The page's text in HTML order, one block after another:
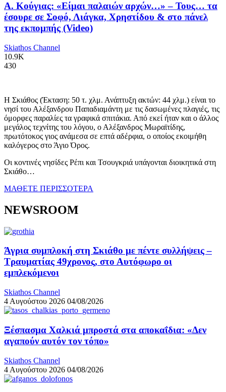
Α. Κούγιας: «Είμαι παλαιών αρχών…» – Τους… τα
έσουρε σε Σοφό, Λιάγκα, Χρηστίδου & στο πάνελ
της εκπομπής (Video)
Skiathos Channel
10.9K
430
Η Σκιάθος (Έκταση: 50 τ. χλμ. Ανάπτυξη ακτών: 44 χλμ.) είναι το
νησί του Αλέξανδρου Παπαδιαμάντη με τις δασωμένες πλαγιές, τις
όμορφες παραλίες τα γραφικά σπιτάκια. Από εκεί ήταν και ο άλλος
μεγάλος τεχνίτης του λόγου, ο Αλέξανδρος Μωραϊτίδης,
πρωτότοκος γιος ανάμεσα σε επτά αδέρφια, ο οποίος εκοιμήθη
καλόγερος στο Άγιο Όρος.
Οι κοντινές νησίδες Ρέπι και Τσουγκριά υπάγονται διοικητικά στη
Σκιάθο…
ΜΑΘΕΤΕ ΠΕΡΙΣΣΟΤΕΡΑ
NEWSROOM
Άγρια συμπλοκή στη Σκιάθο με πέντε συλλήψεις –
Τραυματίας 49χρονος, στο Αυτόφωρο οι
εμπλεκόμενοι
Skiathos Channel
4 Αυγούστου 2026 04/08/2026
Ξέσπασμα Χαλκιά μπροστά στα αποκαΐδια: «Δεν
αγαπούν αυτόν τον τόπο»
Skiathos Channel
4 Αυγούστου 2026 04/08/2026